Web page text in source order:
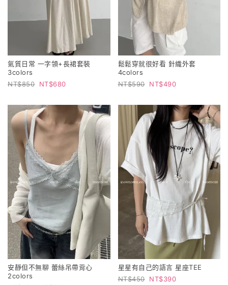
氣質日常 一字領+長裙套裝
3colors
850
680
鬆鬆穿就很好看 針織外套
4colors
590
490
安靜但不無聊 蕾絲吊帶背心
2colors
星星有自己的語言 星座TEE
450
390